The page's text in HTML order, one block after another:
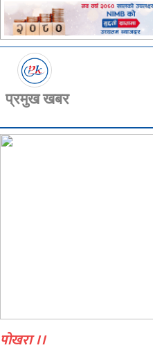
प्रमुख खबर
पोखरा ।।